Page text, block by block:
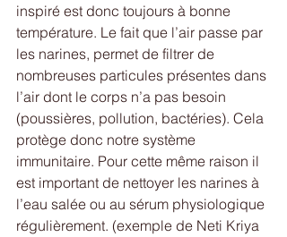
inspiré est donc toujours à bonne
température. Le fait que l’air passe par
les narines, permet de filtrer de
nombreuses particules présentes dans
l’air dont le corps n’a pas besoin
(poussières, pollution, bactéries). Cela
protège donc notre système
immunitaire. Pour cette même raison il
est important de nettoyer les narines à
l’eau salée ou au sérum physiologique
régulièrement. (exemple de Neti Kriya